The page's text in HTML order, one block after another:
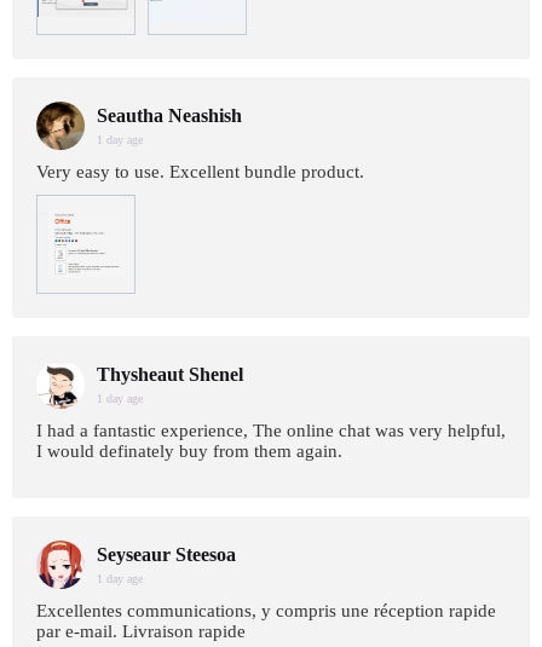
Seautha Neashish
1 day age
Very easy to use. Excellent bundle product.
Thysheaut Shenel
1 day age
I had a fantastic experience, The online chat was very helpful,
I would definately buy from them again.
Seyseaur Steesoa
1 day age
Excellentes communications, y compris une réception rapide
par e-mail. Livraison rapide